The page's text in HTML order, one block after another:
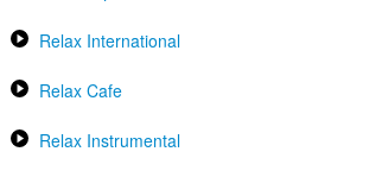
Relax International
Relax Cafe
Relax Instrumental